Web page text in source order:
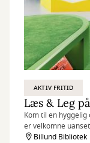
AKTIV FRITID
Læs & Leg
Kom til en
er velkomne
Billund Bibliotek